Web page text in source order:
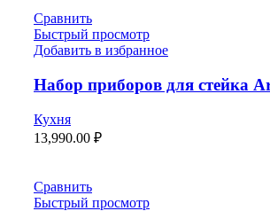
Сравнить
Быстрый просмотр
Добавить в избранное
Набор приборов для стейка
Кухня
13,990.00 ₽
Сравнить
Быстрый просмотр